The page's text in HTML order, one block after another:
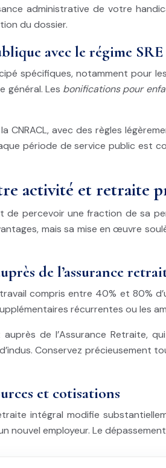
administrative de votre
du dossier.
avec le régime SRE
spécifiques, notamment pour
général. Les bonifications pour
avec des règles
période de service public
activité et retraite
percevoir une fraction de sa
mais sa mise en œuvre
de l’assurance
compris entre 40% et 80%
récurrentes ou
de l’Assurance
Conservez
et cotisations
intégral modifie
nouvel employeur. Le